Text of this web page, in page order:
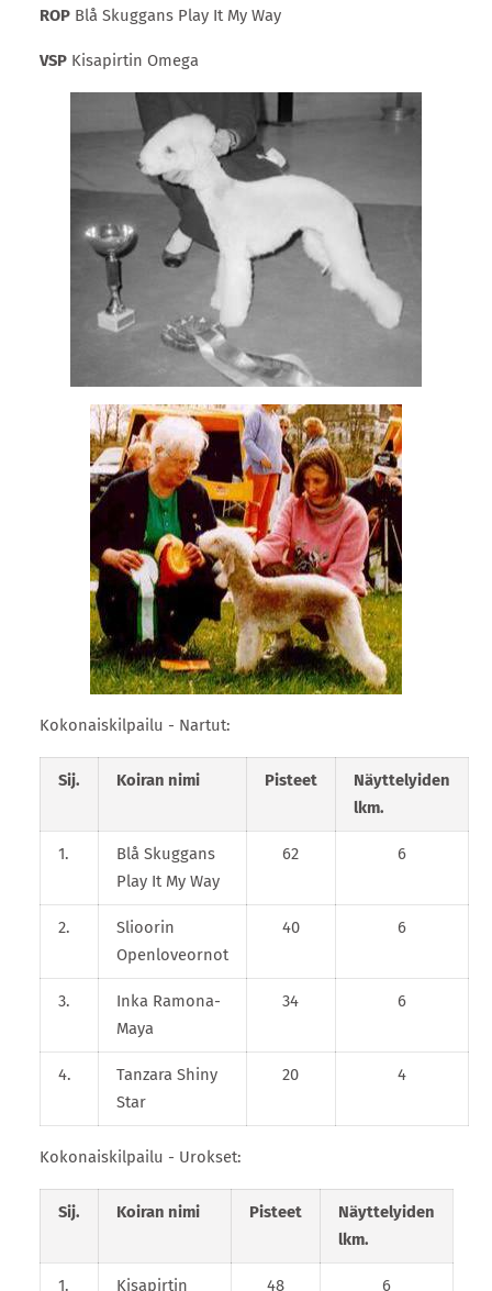
ROPBlå Skuggans Play It My Way
VSPKisapirtin Omega
Kokonaiskilpailu - Nartut:
Sij. Koiran nimi Pisteet
Näyttelyiden
lkm.
1.
Blå Skuggans
Play It My Way
62 6
2.
Slioorin
Openloveornot
40 6
3.
Inka Ramona-
Maya
34 6
4.
Tanzara Shiny
Star
20 4
Kokonaiskilpailu - Urokset:
Sij. Koiran nimi Pisteet
Näyttelyiden
lkm.
1. Kisapirtin 48 6